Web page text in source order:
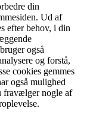
din
Ud af
efter behov, i din
også
og forstå,
cookies gemmes
også mulighed
fravælger nogle af